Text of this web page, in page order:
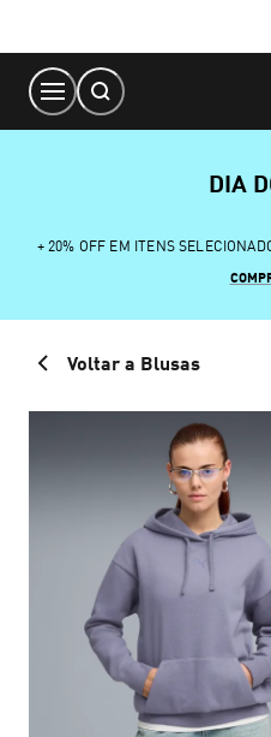
Content
DIA
+ 20% OFF EM ITENS
Voltar a Blusas